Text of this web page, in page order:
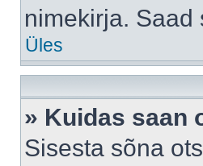
nimekirja. Saad
Üles
» Kuidas saan
Sisesta sõna